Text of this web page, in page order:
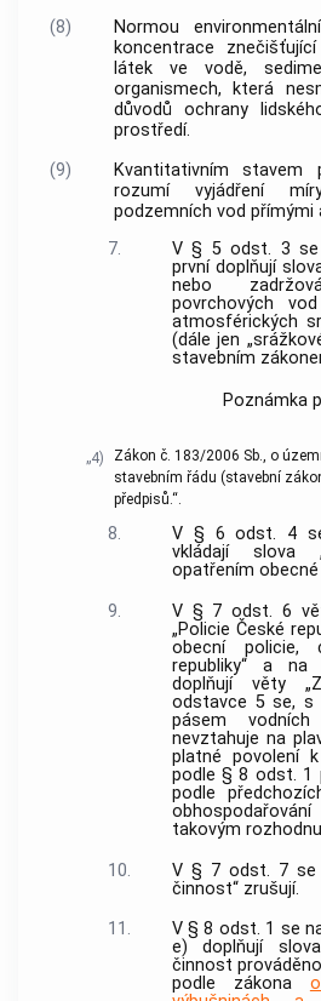
(8)
Normou
koncentrace
látek ve vodě,
organismech, která
důvodů ochrany
prostředí.
(9)
Kvantitativním stavem
rozumí vyjádření
podzemních vod přímými
7.
V § 5 odst. 3
první doplňují
nebo
povrchových
atmosférických
(dále jen
stavebním
Poznámka
„4)
Zákon č. 183/2006 Sb., o
stavebním řádu (stavební
předpisů.“.
8.
V § 6 odst. 4
vkládají slova
opatřením obecné
9.
V § 7 odst. 6
„Policie České
obecní policie,
republiky“ a
doplňují věty
odstavce 5 se, s
pásem
nevztahuje na
platné povolení
podle § 8 odst. 1
podle
takovým
10.
V § 7 odst. 7 se
činnost“ zrušují.
11.
V § 8 odst. 1 se
e) doplňují
činnost
podle zákona